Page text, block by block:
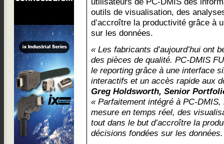
outils de visualisation, des
d’accroître la productivité grâce à
sur les données.
« Les fabricants d’aujourd’hui ont
des pièces de qualité. PC-DMIS
le reporting grâce à une interface
interactifs et un accès rapide aux
Greg Holdsworth, Senior
« Parfaitement intégré à PC-
mesure en temps réel, des
tout dans le but d’accroître la
décisions fondées sur les